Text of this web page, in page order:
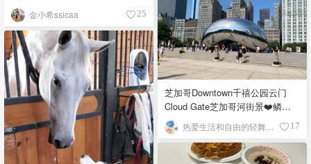
金小希ssicaa 25
芝加哥Downtown千禧公园云门
Cloud Gate芝加哥河街景❤️鳞次
栉比的高楼
17